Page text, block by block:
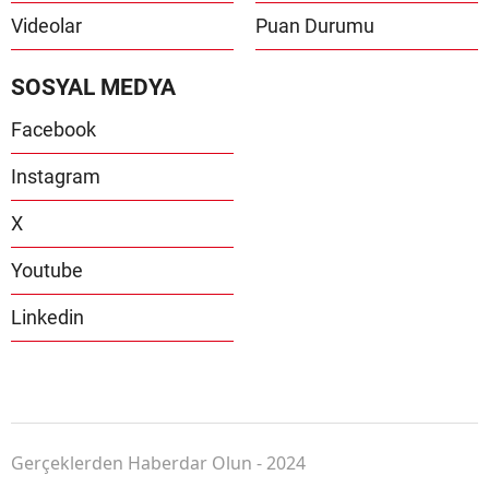
Videolar Puan Durumu
SOSYAL MEDYA
Facebook
Instagram
X
Youtube
Linkedin
Gerçeklerden Haberdar Olun - 2024